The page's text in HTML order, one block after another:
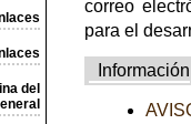
del
correo
para el
Información